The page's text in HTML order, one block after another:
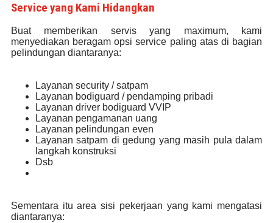
Service yang Kami Hidangkan
Buat memberikan servis yang maximum, kami
menyediakan beragam opsi service paling atas di bagian
pelindungan diantaranya:
Layanan security / satpam
Layanan bodiguard / pendamping pribadi
Layanan driver bodiguard VVIP
Layanan pengamanan uang
Layanan pelindungan even
Layanan satpam di gedung yang masih pula dalam
langkah konstruksi
Dsb
Sementara itu area sisi pekerjaan yang kami mengatasi
diantaranya: